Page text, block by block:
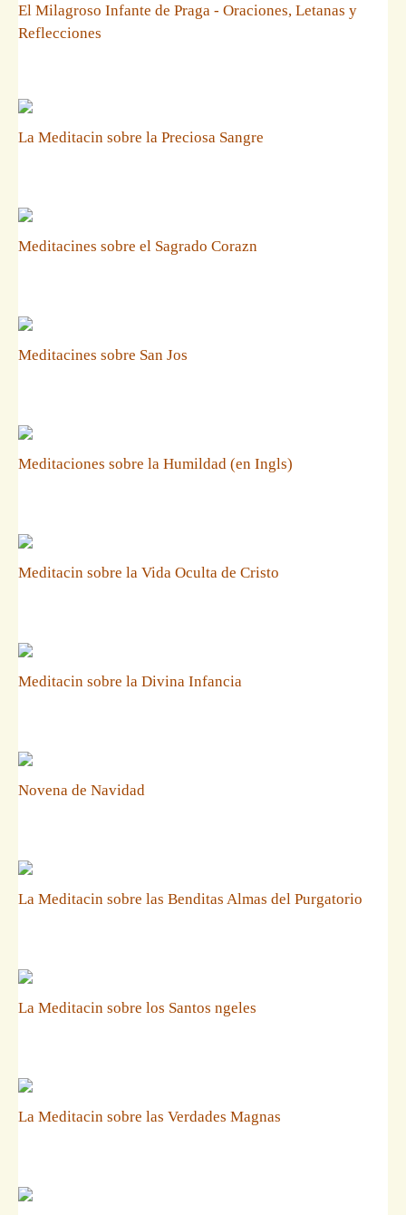
El Milagroso Infante de Praga - Oraciones, Letanas y
Reflecciones
La Meditacin sobre la Preciosa Sangre
Meditacines sobre el Sagrado Corazn
Meditacines sobre San Jos
Meditaciones sobre la Humildad (en Ingls)
Meditacin sobre la Vida Oculta de Cristo
Meditacin sobre la Divina Infancia
Novena de Navidad
La Meditacin sobre las Benditas Almas del Purgatorio
La Meditacin sobre los Santos ngeles
La Meditacin sobre las Verdades Magnas